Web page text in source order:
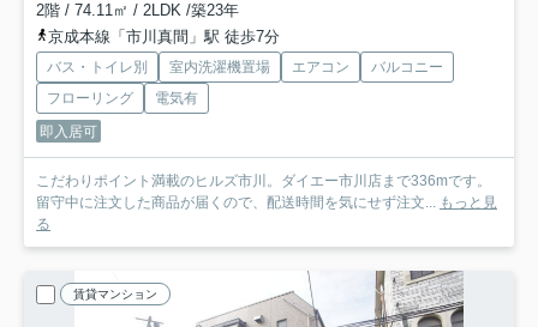
2階 / 74.11㎡ / 2LDK /築23年
京成本線「市川真間」駅 徒歩7分
バス・トイレ別 室内洗濯機置場 エアコン
バルコニー
フローリング
電気有
即入居可
こだわりポイント満載のヒルズ市川。ダイエー市川店まで336mです。
留守中に注文した商品が届くので、配送時間を気にせず注文... もっと見
る
賃貸マンション